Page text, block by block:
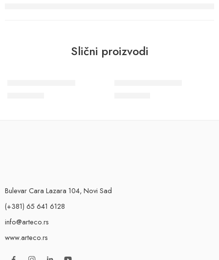
Slični proizvodi
Bulevar Cara Lazara 104, Novi Sad
(+381) 65 641 6128
info@arteco.rs
www.arteco.rs